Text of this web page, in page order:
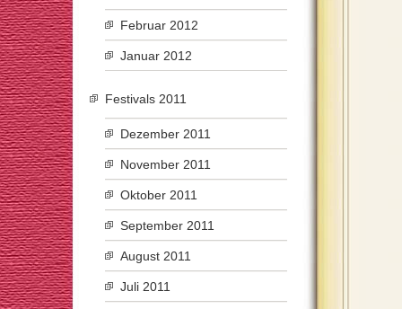
Februar 2012
Januar 2012
Festivals 2011
Dezember 2011
November 2011
Oktober 2011
September 2011
August 2011
Juli 2011